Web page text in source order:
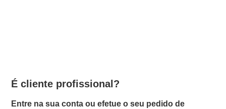
É cliente profissional?
Entre na sua conta ou efetue o seu pedido de